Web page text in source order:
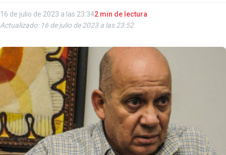
16 de julio de 2023 a las 23:342 min de lectura
Actualizado: 16 de julio de 2023 a las 23:52